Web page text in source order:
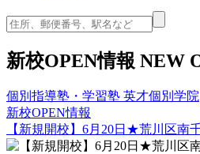
新校OPEN情報 NEW
個別指導塾・学習塾 英才個別学院
新校OPEN情報
【新規開校】6月20日★荒川区南